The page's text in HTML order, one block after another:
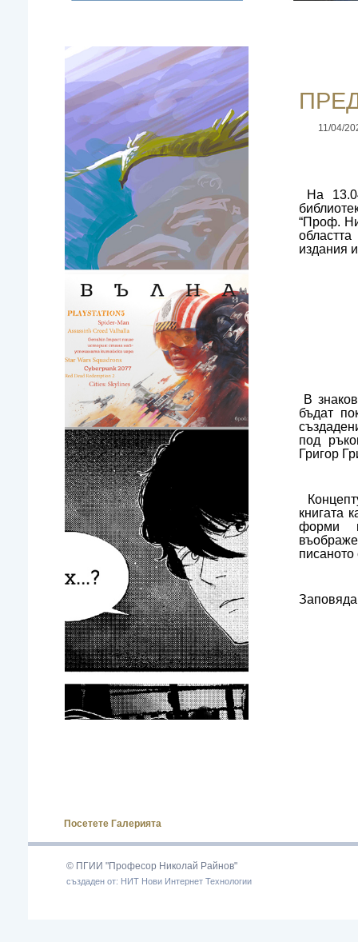
11/04/
На
“Проф.
издания
В
бъдат
под
Григор
книгата
форми
писаното
Посетете Галерията
© ПГИИ "Професор Николай Райнов"
създаден от: НИТ Нови Интернет Технологии